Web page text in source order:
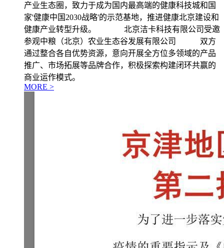
产业生态圈，致力于成为国内最高端的健康科技城和国
家'健康中国2030战略'的示范基地，推进健康北京建设和
健康产业转型升级。 北京洁卡科技有限公司受邀
参观中粮（北京）农业生态谷发展有限公司 双方
通过整合各自优势资源，意向开展全方位多领域的产品
推广、市场拓展等品牌合作，积极探索构建闭环共赢的
商业运作模式。
MORE >